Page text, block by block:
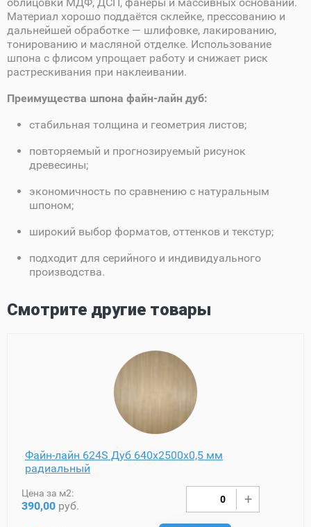
Материал хорошо поддаётся склейке, прессованию и
дальнейшей обработке — шлифовке, лакированию,
тонированию и масляной отделке. Использование
шпона с флисом упрощает работу и снижает риск
растрескивания при наклеивании.
Преимущества шпона файн-лайн дуб:
стабильная толщина и геометрия листов;
повторяемый и прогнозируемый рисунок
древесины;
экономичность по сравнению с натуральным
шпоном;
широкий выбор форматов, оттенков и текстур;
подходит для серийного и индивидуального
производства.
Смотрите другие товары
Файн-лайн 624S Дуб 640х2500х0,5 мм
радиальный
Цена за м2:
390,00 руб.